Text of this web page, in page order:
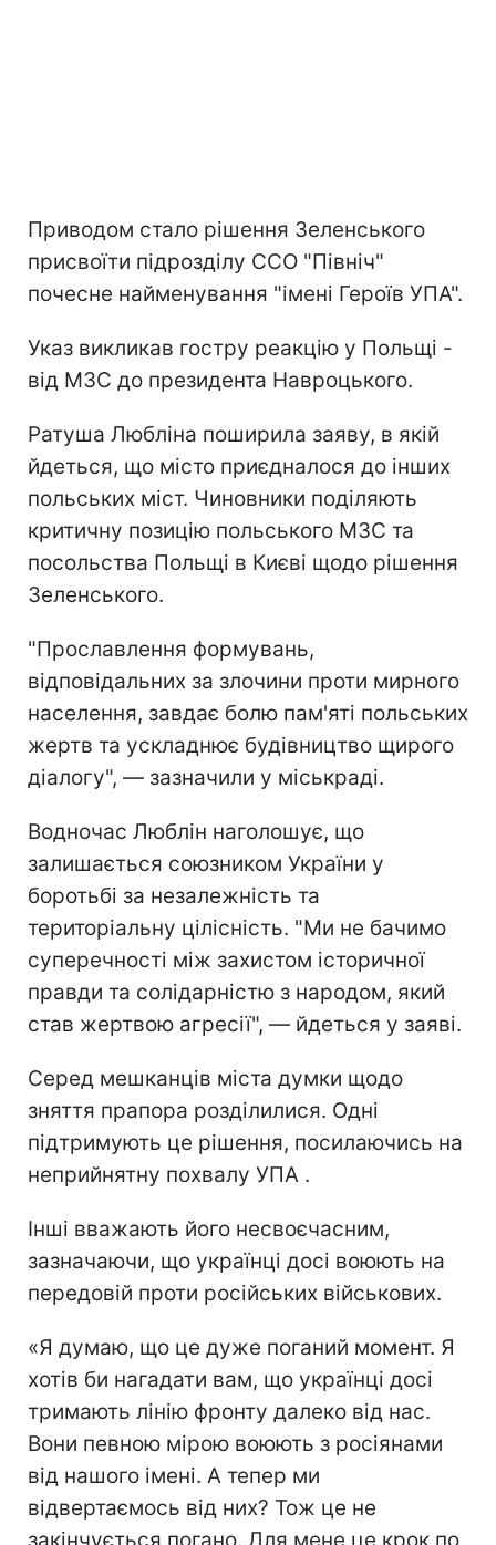
Приводом стало рішення Зеленського
присвоїти підрозділу ССО "Північ"
почесне найменування "імені Героїв УПА".
Указ викликав гостру реакцію у Польщі -
від МЗС до президента Навроцького.
Ратуша Любліна поширила заяву, в якій
йдеться, що місто приєдналося до інших
польських міст. Чиновники поділяють
критичну позицію польського МЗС та
посольства Польщі в Києві щодо рішення
Зеленського.
"Прославлення формувань,
відповідальних за злочини проти мирного
населення, завдає болю пам'яті польських
жертв та ускладнює будівництво щирого
діалогу", — зазначили у міськраді.
Водночас Люблін наголошує, що
залишається союзником України у
боротьбі за незалежність та
територіальну цілісність. "Ми не бачимо
суперечності між захистом історичної
правди та солідарністю з народом, який
став жертвою агресії", — йдеться у заяві.
Серед мешканців міста думки щодо
зняття прапора розділилися. Одні
підтримують це рішення, посилаючись на
неприйнятну похвалу УПА .
Інші вважають його несвоєчасним,
зазначаючи, що українці досі воюють на
передовій проти російських військових.
«Я думаю, що це дуже поганий момент. Я
хотів би нагадати вам, що українці досі
тримають лінію фронту далеко від нас.
Вони певною мірою воюють з росіянами
від нашого імені. А тепер ми
відвертаємось від них? Тож це не
закінчується погано. Для мене це крок по